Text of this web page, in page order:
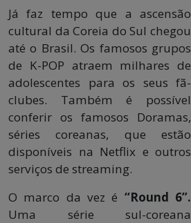
Já faz tempo que a ascensão
cultural da Coreia do Sul chegou
até o Brasil. Os famosos grupos
de K-POP atraem milhares de
adolescentes para os seus fã-
clubes. Também é possível
conferir os famosos Doramas,
séries coreanas, que estão
disponíveis na Netflix e outros
serviços de streaming.
O marco da vez é “Round 6”.
Uma série sul-coreana